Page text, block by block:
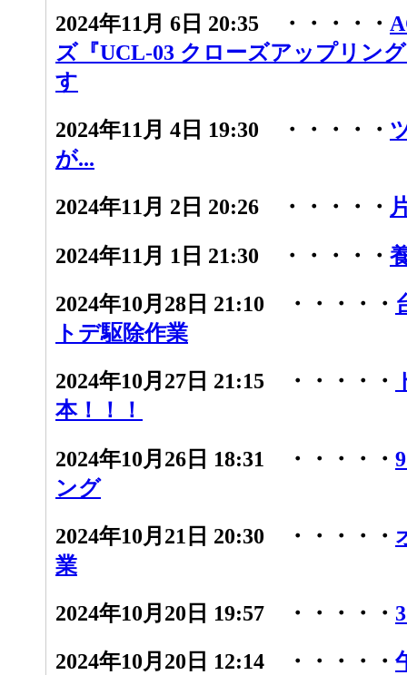
2024年11月 6日 20:35 ・・・・・
ズ『UCL-03 クローズアップリン
す
2024年11月 4日 19:30 ・・・・・
が...
2024年11月 2日 20:26 ・・・・・
2024年11月 1日 21:30 ・・・・・
2024年10月28日 21:10 ・・・・・
トデ駆除作業
2024年10月27日 21:15 ・・・・・
本！！！
2024年10月26日 18:31 ・・・・・
ング
2024年10月21日 20:30 ・・・・・
業
2024年10月20日 19:57 ・・・・・
2024年10月20日 12:14 ・・・・・